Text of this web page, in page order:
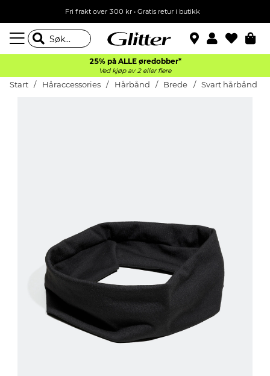
Fri frakt over 300 kr • Gratis retur i butikk
25% på ALLE øredobber*
Ved kjøp av 2 eller flere
Start Håraccessories Hårbånd Brede Svart hårbånd